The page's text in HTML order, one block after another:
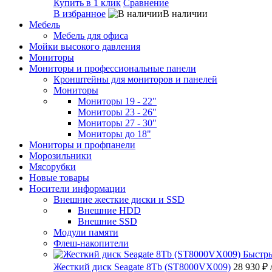
Купить в 1 клик Сравнение
В избранное
В наличии
Мебель
Мебель для офиса
Мойки высокого давления
Мониторы
Мониторы и профессиональные панели
Кронштейны для мониторов и панелей
Мониторы
Мониторы 19 - 22"
Мониторы 23 - 26"
Мониторы 27 - 30"
Мониторы до 18"
Мониторы и профпанели
Морозильники
Мясорубки
Новые товары
Носители информации
Внешние жесткие диски и SSD
Внешние HDD
Внешние SSD
Модули памяти
Флеш-накопители
Жесткий диск Seagate 8Tb (ST8000VX009) 28 930 ₽